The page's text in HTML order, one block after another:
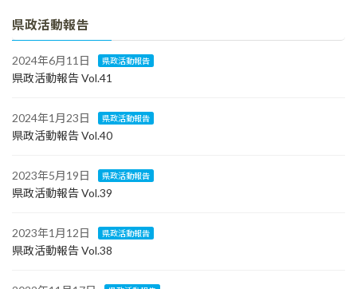
県政活動報告
2024年6月11日 県政活動報告
県政活動報告 Vol.41
2024年1月23日 県政活動報告
県政活動報告 Vol.40
2023年5月19日 県政活動報告
県政活動報告 Vol.39
2023年1月12日 県政活動報告
県政活動報告 Vol.38